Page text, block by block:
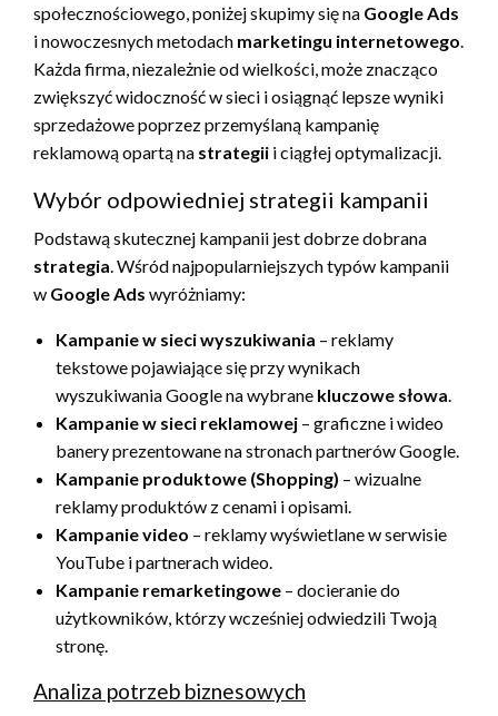
społecznościowego, poniżej skupimy się na Google Ads
i nowoczesnych metodach marketingu internetowego.
Każda firma, niezależnie od wielkości, może znacząco
zwiększyć widoczność w sieci i osiągnąć lepsze wyniki
sprzedażowe poprzez przemyślaną kampanię
reklamową opartą na strategii i ciągłej optymalizacji.
Wybór odpowiedniej strategii kampanii
Podstawą skutecznej kampanii jest dobrze dobrana
strategia. Wśród najpopularniejszych typów kampanii
w Google Ads wyróżniamy:
Kampanie w sieci wyszukiwania – reklamy
tekstowe pojawiające się przy wynikach
wyszukiwania Google na wybrane kluczowe słowa.
Kampanie w sieci reklamowej – graficzne i wideo
banery prezentowane na stronach partnerów Google.
Kampanie produktowe (Shopping) – wizualne
reklamy produktów z cenami i opisami.
Kampanie video – reklamy wyświetlane w serwisie
YouTube i partnerach wideo.
Kampanie remarketingowe – docieranie do
użytkowników, którzy wcześniej odwiedzili Twoją
stronę.
Analiza potrzeb biznesowych